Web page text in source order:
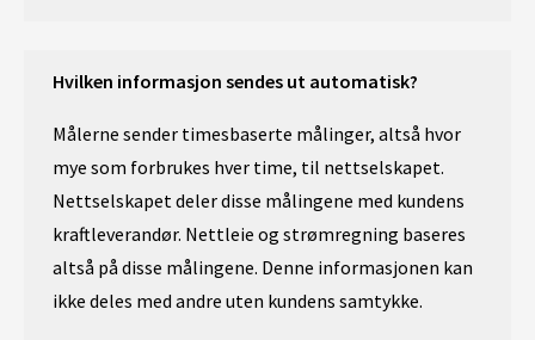
Hvilken informasjon sendes ut automatisk?
Målerne sender timesbaserte målinger, altså hvor
mye som forbrukes hver time, til nettselskapet.
Nettselskapet deler disse målingene med kundens
kraftleverandør. Nettleie og strømregning baseres
altså på disse målingene. Denne informasjonen kan
ikke deles med andre uten kundens samtykke.